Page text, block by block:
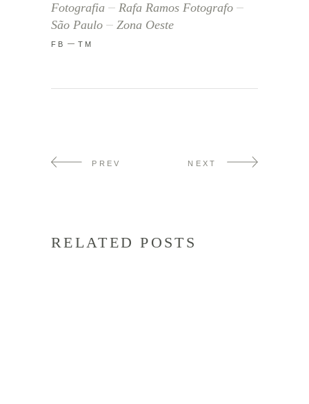
Fotografia
Rafa Ramos Fotografo
São Paulo
Zona Oeste
FB TM
PREV NEXT
RELATED POSTS